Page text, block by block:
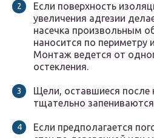
Если поверхность
увеличения адгезии
насечка произвольным
наносится по периметру
Монтаж ведется от
остекления.
Щели, оставшиеся после
тщательно
Если предполагается